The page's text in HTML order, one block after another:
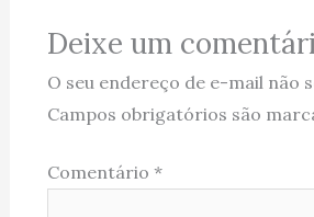
Deixe um
O seu endereço de e-mail não
Campos obrigatórios são
Comentário *